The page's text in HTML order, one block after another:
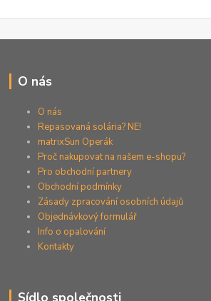
O nás
O nás
Repasovaná solária? NE!
matrixSun Operák
Proč nakupovat na našem e-shopu?
Pro obchodní partnery
Obchodní podmínky
Zásady zpracování osobních údajů
Objednávkový formulář
Info o opalování
Kontakty